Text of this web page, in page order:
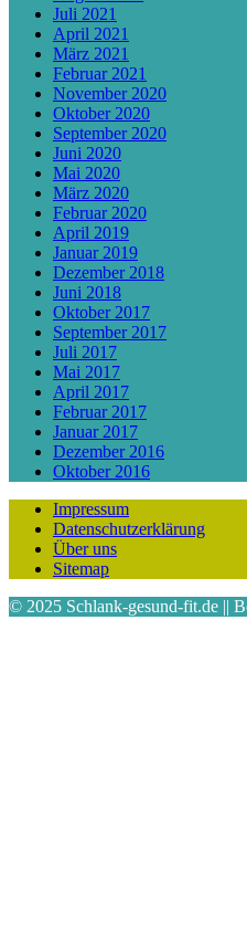
Juli 2021
April 2021
März 2021
Februar 2021
November 2020
Oktober 2020
September 2020
Juni 2020
Mai 2020
März 2020
Februar 2020
April 2019
Januar 2019
Dezember 2018
Juni 2018
Oktober 2017
September 2017
Juli 2017
Mai 2017
April 2017
Februar 2017
Januar 2017
Dezember 2016
Oktober 2016
Impressum
Datenschutzerklärung
Über uns
Sitemap
© 2025 Schlank-gesund-fit.de ||